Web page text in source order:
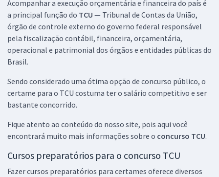
Treinamento Intensivo para TCU - Auditor Federal de Controle
Externo - Auditoria de Tecnologia da Informação (Pós-edital)
R$ 319,92à vista
Comprar
Acompanhar a execução orçamentária e financeira do país é
a principal função do TCU — Tribunal de Contas da União,
órgão de controle externo do governo federal responsável
pela fiscalização contábil, financeira, orçamentária,
operacional e patrimonial dos órgãos e entidades públicas do
Brasil.
Sendo considerado uma ótima opção de concurso público, o
certame para o TCU costuma ter o salário competitivo e ser
bastante concorrido.
Fique atento ao conteúdo do nosso site, pois aqui você
encontrará muito mais informações sobre o concurso TCU.
Cursos preparatórios para o concurso TCU
Fazer cursos preparatórios para certames oferece diversos